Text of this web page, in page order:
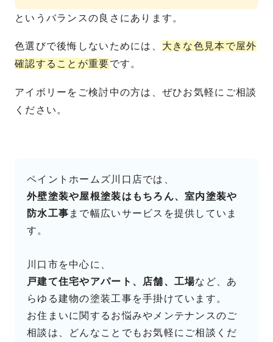
というバランスの良さにあります。
色選びで後悔しないためには、 大きな色見本で屋外
確認することが重要です。
アイボリーをご検討中の方は、ぜひお気軽にご相談
ください。
ペイントホームズ川口店では、
外壁塗装や屋根塗装はもちろん、室内塗装や
防水工事 まで幅広いサービスを提供していま
す。
川口市を中心に、
戸建て住宅やアパート、店舗、工場など、あ
らゆる建物の塗装工事を手掛けています。
お住まいに関するお悩みやメンテナンスのご
相談は、どんなことでもお気軽にご相談くだ